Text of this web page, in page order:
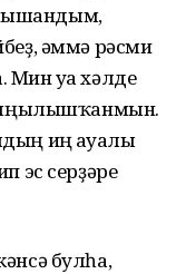
ышандым,
әммә рәсми
уға хәлде
яңылышҡанмын.
иң ғауғалы
эс серҙәре
булһа,